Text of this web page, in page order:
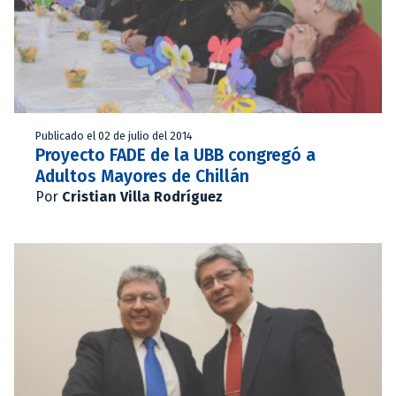
Publicado el 02 de julio del 2014
Proyecto FADE de la UBB congregó a
Adultos Mayores de Chillán
Por Cristian Villa Rodríguez